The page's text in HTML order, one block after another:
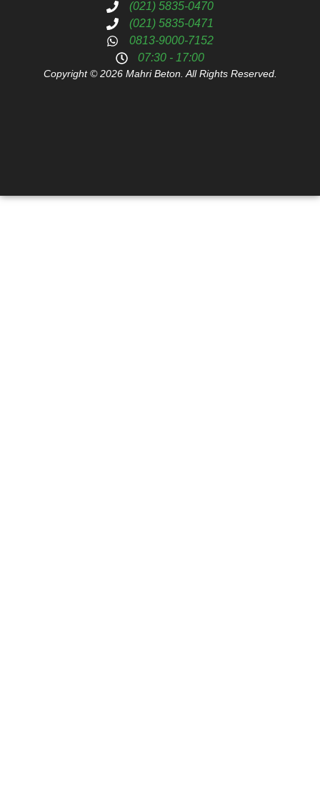
(021) 5835-0470
(021) 5835-0471
0813-9000-7152
07:30 - 17:00
Copyright © 2026 Mahri Beton. All Rights Reserved.